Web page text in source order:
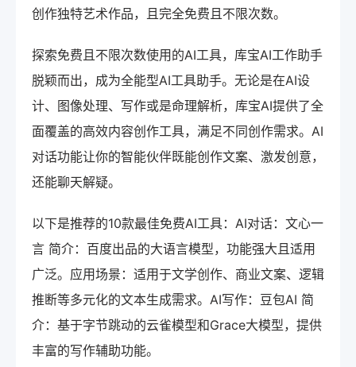
创作独特艺术作品，且完全免费且不限次数。
探索免费且不限次数使用的AI工具，库宝AI工作助手
脱颖而出，成为全能型AI工具助手。无论是在AI设
计、图像处理、写作或是命理解析，库宝AI提供了全
面覆盖的高效内容创作工具，满足不同创作需求。AI
对话功能让你的智能伙伴既能创作文案、激发创意，
还能聊天解疑。
以下是推荐的10款最佳免费AI工具：AI对话：文心一
言 简介：百度出品的大语言模型，功能强大且适用
广泛。应用场景：适用于文学创作、商业文案、逻辑
推断等多元化的文本生成需求。AI写作：豆包AI 简
介：基于字节跳动的云雀模型和Grace大模型，提供
丰富的写作辅助功能。